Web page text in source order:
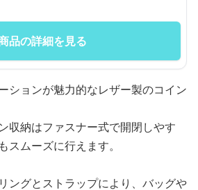
品の詳細を見る
ションが魅力的なレザー製のコイン
収納はファスナー式で開閉しやす
スムーズに行えます。
ングとストラップにより、バッグや